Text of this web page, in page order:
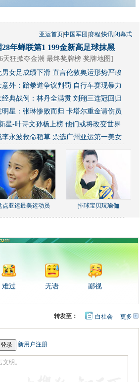
亚运首页|中国军团 赛程|快讯|闭幕式
年蝉联第1 199金新高足球抹黑
天狂掀夺金潮 最终奖牌榜 奖牌地图 ]
男女足成绩下滑 直言伦敦奥运形势严峻
意外：跆拳道争议判罚 自行车赛现暴力
经典战例：林丹全满贯 刘翔三连冠回归
明星：张琳惨败而归 卡塔尔重金请伤员
星-叶诗文孙杨上榜 他们或将改变世界
李永波救命稻草 票选广州亚运第一美女
点亚运最美运动员 排球宝贝玩瑜伽
难过 无语 鄙视
更多开
转发至： 白社会
新用户注册